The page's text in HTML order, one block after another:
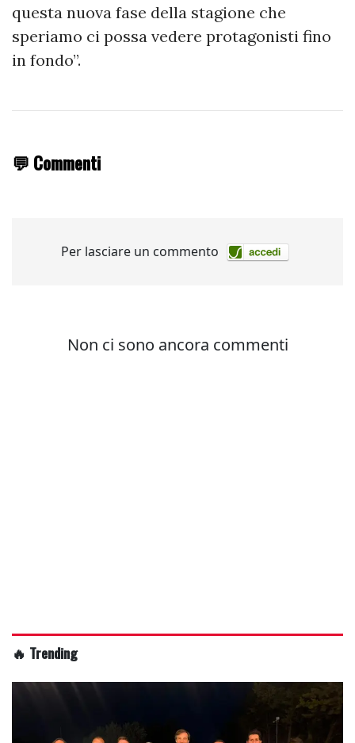
questa nuova fase della stagione che
speriamo ci possa vedere protagonisti fino
in fondo”.
💬 Commenti
🔥 Trending